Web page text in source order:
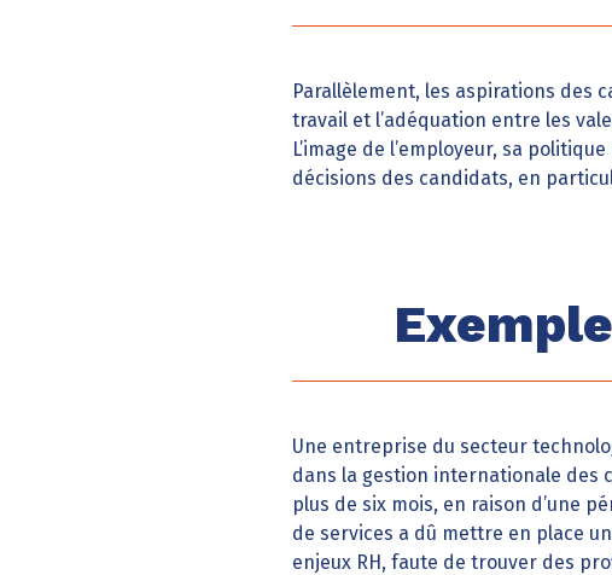
Parallèlement, les aspirations des
travail et l’adéquation entre les
L’image de l’employeur, sa
décisions des candidats, en
Une entreprise du secteur
dans la gestion internationale des
plus de six mois, en raison d’une
de services a dû mettre en place
enjeux RH, faute de trouver des